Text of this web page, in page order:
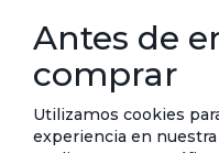
Conoce toda la
eventos y ofertas.
Subscríbete a nuestro
Antes de
comprar
Utilizamos cookies
experiencia en